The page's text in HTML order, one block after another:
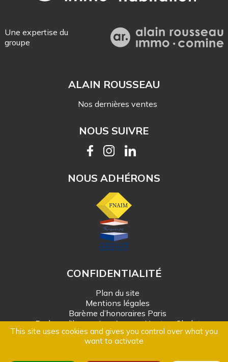
Une expertise du
groupe
ALAIN ROUSSEAU
Nos dernières ventes
NOUS SUIVRE
NOUS ADHÉRONS
CONFIDENTIALITÉ
Plan du site
Mentions légales
Barème d’honoraires Paris
Barème d’honoraires Angers-Nantes-Cholet
Création Mediapilote
© Alain Rousseau Immobilier - 2026
This site uses cookies and gives you control over what you
want to activate